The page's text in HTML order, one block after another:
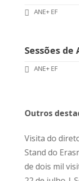
ANE+ EF
Sessões de
ANE+ EF
Outros
Visita do
Stand do
de dois mil